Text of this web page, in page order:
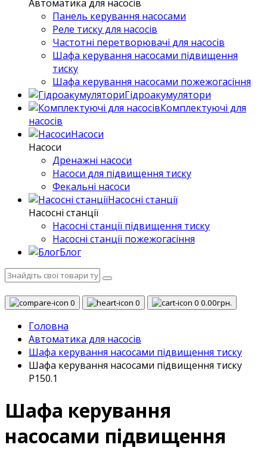
Автоматика для насосів
Панель керування насосами
Реле тиску для насосів
Частотні перетворювачі для насосів
Шафа керування насосами підвищення
тиску
Шафа керування насосами пожежогасіння
Гідроакумулятори
Комплектуючі для
насосів
Насоси
Насоси
Дренажні насоси
Насоси для підвищення тиску
Фекальні насоси
Насосні станції
Насосні станції
Насосні станції підвищення тиску
Насосні станції пожежогасіння
Блог
0 0 0 0.00грн.
Головна
Автоматика для насосів
Шафа керування насосами підвищення тиску
Шафа керування насосами підвищення тиску
P150.1
Шафа керування
насосами підвищення